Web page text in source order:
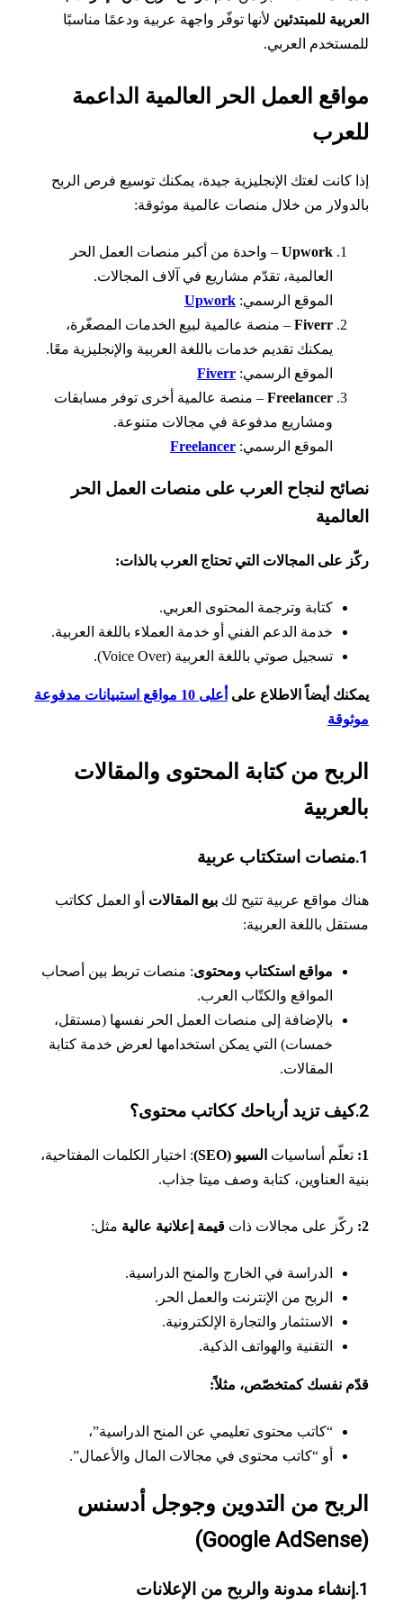
للمبتدئينلأنها توفّر واجهة عربية ودعمًا مناسبًا
العربي.
العمل الحر العالمية الداعمة
كانت لغتك الإنجليزية جيدة، يمكنك توسيع فرص الربح
من خلال منصات عالمية موثوقة:
Upwork– واحدة من أكبر منصات العمل الحر
العالمية، تقدّم مشاريع في آلاف المجالات.
الموقع الرسمي:Upwork
Fiverr– منصة عالمية لبيع الخدمات المصغّرة،
يمكنك تقديم خدمات باللغة العربية والإنجليزية معًا.
الموقع الرسمي:Fiverr
Freelancer– منصة عالمية أخرى توفر مسابقات
ومشاريع مدفوعة في مجالات متنوعة.
الموقع الرسمي:Freelancer
لنجاح العرب على منصات العمل الحر
على المجالات التي تحتاج العرب بالذات:
كتابة وترجمة المحتوى العربي.
خدمة الدعم الفني أو خدمة العملاء باللغة العربية.
تسجيل صوتي باللغة العربية (Voice Over).
أيضاً الاطلاع على
أعلى 10 مواقع استبيانات مدفوعة
من كتابة المحتوى والمقالات
مواقع عربية تتيح لك بيع المقالات أو العمل ككاتب
باللغة العربية:
مواقع استكتاب ومحتوى : منصات تربط بين أصحاب
المواقع والكتّاب العرب.
بالإضافة إلى منصات العمل الحر نفسها (مستقل،
خمسات) التي يمكن استخدامها لعرض خدمة كتابة
أساسياتالسيو (SEO)
: اختيار الكلمات المفتاحية،
العناوين، كتابة وصف ميتا جذاب.
على مجالات ذاتقيمة إعلانية عاليةمثل:
الدراسة في الخارج والمنح الدراسية.
الربح من الإنترنت والعمل الحر.
الاستثمار والتجارة الإلكترونية.
التقنية والهواتف الذكية.
نفسك كمتخصّص، مثلاً:
“كاتب محتوى تعليمي عن المنح الدراسية”،
أو “كاتب محتوى في مجالات المال والأعمال”.
من التدوين وجوجل أدسنس